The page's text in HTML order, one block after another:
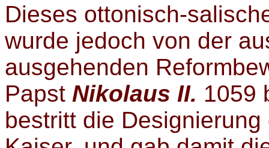
Dieses ottonisch-
wurde jedoch von der
ausgehenden
Papst Nikolaus II. 1059
bestritt die